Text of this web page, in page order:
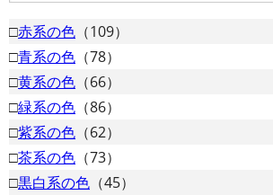
□赤系の色 （109）
□青系の色 （78）
□黄系の色 （66）
□緑系の色 （86）
□紫系の色 （62）
□茶系の色 （73）
□黒白系の色 （45）